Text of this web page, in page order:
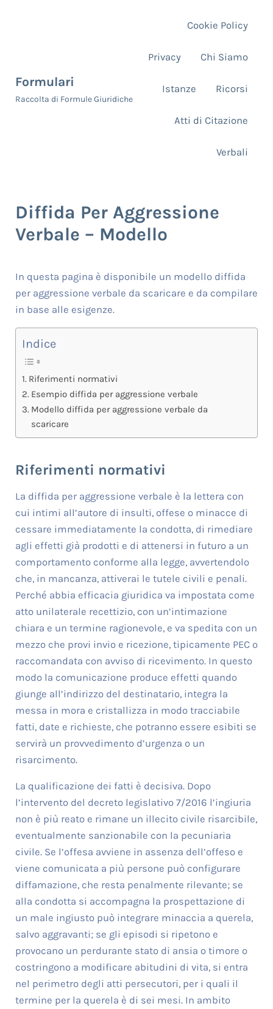
Formulari
Raccolta di Formule Giuridiche
Cookie Policy
Privacy Chi Siamo
Istanze Ricorsi
Atti di Citazione
Verbali
Diffida Per Aggressione
Verbale – Modello
In questa pagina è disponibile un modello diffida
per aggressione verbale da scaricare e da compilare
in base alle esigenze.
Indice
Riferimenti normativi
Esempio diffida per aggressione verbale
Modello diffida per aggressione verbale da
scaricare
Riferimenti normativi
La diffida per aggressione verbale è la lettera con
cui intimi all’autore di insulti, offese o minacce di
cessare immediatamente la condotta, di rimediare
agli effetti già prodotti e di attenersi in futuro a un
comportamento conforme alla legge, avvertendolo
che, in mancanza, attiverai le tutele civili e penali.
Perché abbia efficacia giuridica va impostata come
atto unilaterale recettizio, con un’intimazione
chiara e un termine ragionevole, e va spedita con un
mezzo che provi invio e ricezione, tipicamente PEC o
raccomandata con avviso di ricevimento. In questo
modo la comunicazione produce effetti quando
giunge all’indirizzo del destinatario, integra la
messa in mora e cristallizza in modo tracciabile
fatti, date e richieste, che potranno essere esibiti se
servirà un provvedimento d’urgenza o un
risarcimento.
La qualificazione dei fatti è decisiva. Dopo
l’intervento del decreto legislativo 7/2016 l’ingiuria
non è più reato e rimane un illecito civile risarcibile,
eventualmente sanzionabile con la pecuniaria
civile. Se l’offesa avviene in assenza dell’offeso e
viene comunicata a più persone può configurare
diffamazione, che resta penalmente rilevante; se
alla condotta si accompagna la prospettazione di
un male ingiusto può integrare minaccia a querela,
salvo aggravanti; se gli episodi si ripetono e
provocano un perdurante stato di ansia o timore o
costringono a modificare abitudini di vita, si entra
nel perimetro degli atti persecutori, per i quali il
termine per la querela è di sei mesi. In ambito